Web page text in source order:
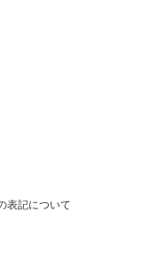
表記について